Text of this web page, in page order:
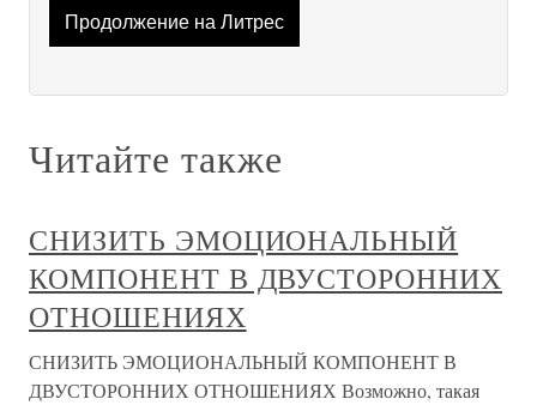
Продолжение на Литрес
Читайте также
СНИЗИТЬ ЭМОЦИОНАЛЬНЫЙ
КОМПОНЕНТ В ДВУСТОРОННИХ
ОТНОШЕНИЯХ
СНИЗИТЬ ЭМОЦИОНАЛЬНЫЙ КОМПОНЕНТ В
ДВУСТОРОННИХ ОТНОШЕНИЯХ Возможно, такая